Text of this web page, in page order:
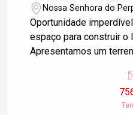
Nossa Senhora do
Pindamonhangaba/SP
Oportunidade
espaço para construir
Apresentamos um
bairro Nossa Senhora do
terreno conta com uma
ideal para diversos